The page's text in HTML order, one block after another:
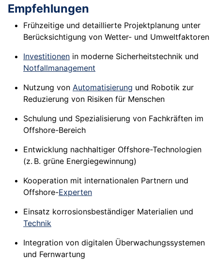
Empfehlungen
Frühzeitige und detaillierte Projektplanung unter
Berücksichtigung von Wetter- und Umweltfaktoren
Investitionen in moderne Sicherheitstechnik und
Notfallmanagement
Nutzung von Automatisierung und Robotik zur
Reduzierung von Risiken für Menschen
Schulung und Spezialisierung von Fachkräften im
Offshore-Bereich
Entwicklung nachhaltiger Offshore-Technologien
(z. B. grüne Energiegewinnung)
Kooperation mit internationalen Partnern und
Offshore-Experten
Einsatz korrosionsbeständiger Materialien und
Technik
Integration von digitalen Überwachungssystemen
und Fernwartung